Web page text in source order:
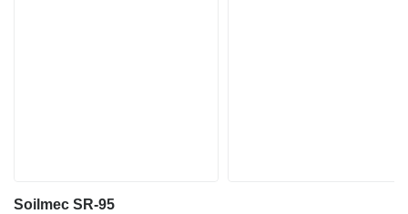
Soilmec SR-95